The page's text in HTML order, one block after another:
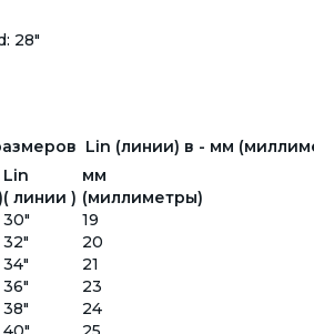
28"
Lin (линии) в - мм
Lin
мм
( линии ) (миллиметры)
30"
19
32"
20
34"
21
36"
23
38"
24